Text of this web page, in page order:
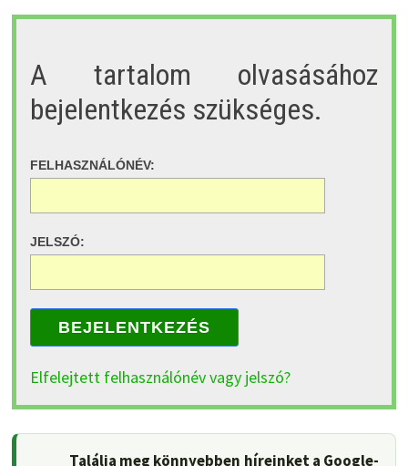
A tartalom olvasásához
bejelentkezés szükséges.
FELHASZNÁLÓNÉV:
JELSZÓ:
BEJELENTKEZÉS
Elfelejtett felhasználónév vagy jelszó?
Találja meg könnyebben híreinket a Google-